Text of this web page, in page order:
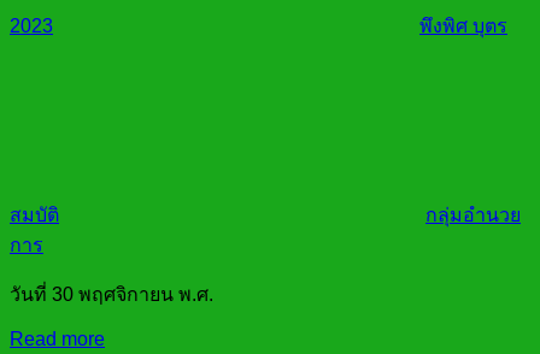
2023 พึงพิศ บุตร
สมบัติ
กลุ่มอำนวย
การ
วันที่ 30 พฤศจิกายน พ.ศ.
Read more